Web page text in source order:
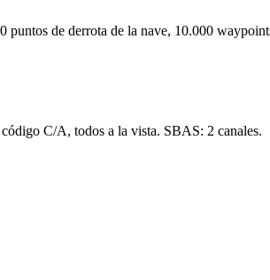
puntos de derrota de la nave, 10.000
C/A, todos a la vista. SBAS: 2 canales.